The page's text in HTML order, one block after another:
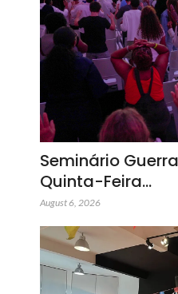
Seminário
Quinta-Feira…
August 6, 2026